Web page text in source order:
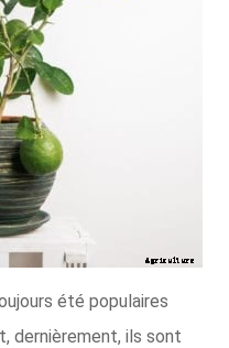
été populaires
dernièrement, ils sont